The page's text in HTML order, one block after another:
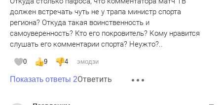
должен встречать чуть не у трапа министр спорта
региона? Откуда такая воинственность и
самоуверенность? Кто его покровитель? Кому нравится
слушать его комментарии спорта? Неужто?..
0 9 4 эмодзи
Показать ответы 2Ответить